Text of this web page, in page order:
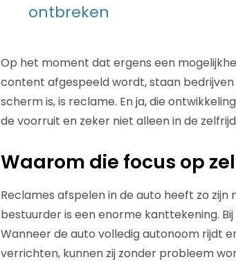
ontbreken
Op het moment dat ergens een
content afgespeeld wordt, staan
scherm is, is reclame. En ja, die
de voorruit en zeker niet alleen in de
Waarom die focus op
Reclames afspelen in de auto heeft zo
bestuurder is een enorme kanttekening.
Wanneer de auto volledig autonoom rijdt
verrichten, kunnen zij zonder probleem